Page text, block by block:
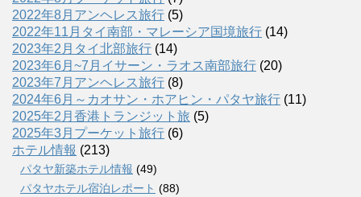
2022年8月アンヘレス旅行 (5)
2022年11月タイ南部・マレーシア国境旅行 (14)
2023年2月タイ北部旅行 (14)
2023年6月~7月イサーン・ラオス南部旅行 (20)
2023年7月アンヘレス旅行 (8)
2024年6月～カオサン・ホアヒン・パタヤ旅行 (11)
2025年2月香港トランジット旅 (5)
2025年3月プーケット旅行 (6)
ホテル情報 (213)
パタヤ新築ホテル情報 (49)
パタヤホテル宿泊レポート (88)